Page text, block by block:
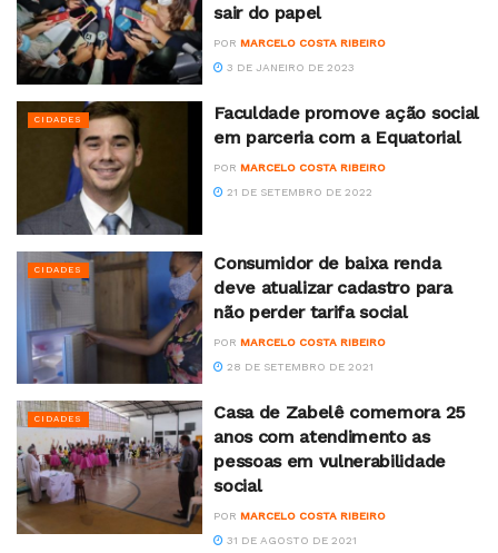
sair do papel
POR MARCELO COSTA RIBEIRO
3 DE JANEIRO DE 2023
CIDADES
Faculdade promove ação social
em parceria com a Equatorial
POR MARCELO COSTA RIBEIRO
21 DE SETEMBRO DE 2022
CIDADES
Consumidor de baixa renda
deve atualizar cadastro para
não perder tarifa social
POR MARCELO COSTA RIBEIRO
28 DE SETEMBRO DE 2021
CIDADES
Casa de Zabelê comemora 25
anos com atendimento as
pessoas em vulnerabilidade
social
POR MARCELO COSTA RIBEIRO
31 DE AGOSTO DE 2021